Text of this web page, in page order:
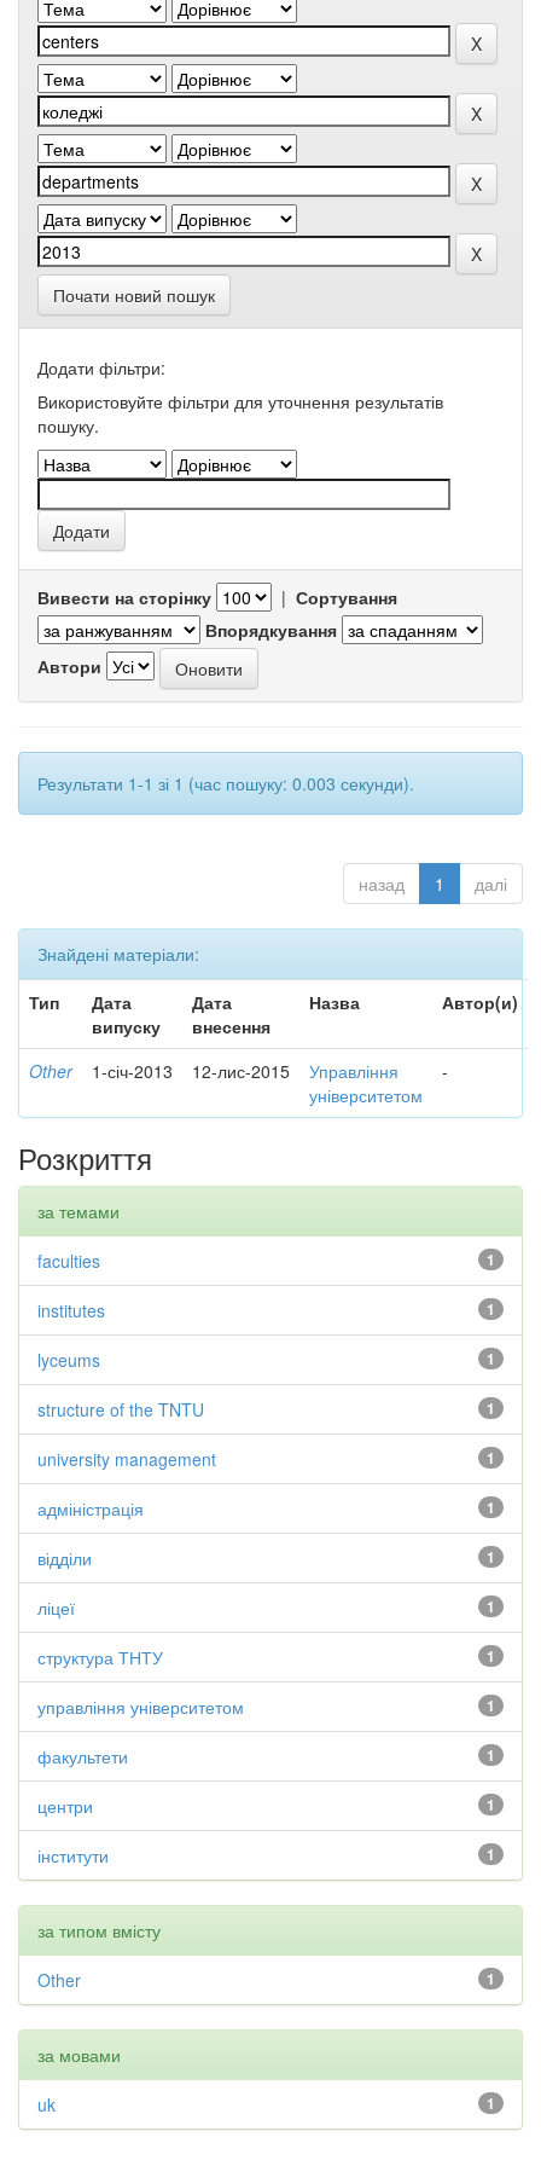
Почати новий пошук
Додати фільтри:
Використовуйте фільтри для уточнення результатів
пошуку.
Вивести на сторінку | Сортування
Впорядкування
Автори
Результати 1-1 зі 1 (час пошуку: 0.003 секунди).
назад 1 далі
Знайдені матеріали:
Тип
Дата
випуску
Дата
внесення
Назва Автор(и)
Other 1-січ-2013 12-лис-2015
Управління
університетом
-
Розкриття
за темами
1
faculties
1
institutes
1
lyceums
1
structure of the TNTU
1
university management
1
адміністрація
1
відділи
1
ліцеї
1
структура ТНТУ
1
управління університетом
1
факультети
1
центри
1
інститути
за типом вмісту
1
Other
за мовами
1
uk